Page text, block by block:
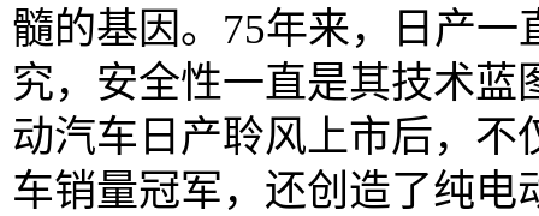
髓的基因。75年来，日产
究，安全性一直是其技术
动汽车日产聆风上市后，不
车销量冠军，还创造了纯